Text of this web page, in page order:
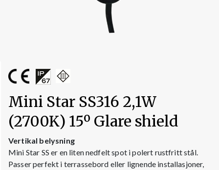
Mini Star SS316 2,1W
(2700K) 15º Glare shield
Vertikal belysning
Mini Star SS er en liten nedfelt spot i polert rustfritt stål.
Passer perfekt i terrassebord eller lignende installasjoner,